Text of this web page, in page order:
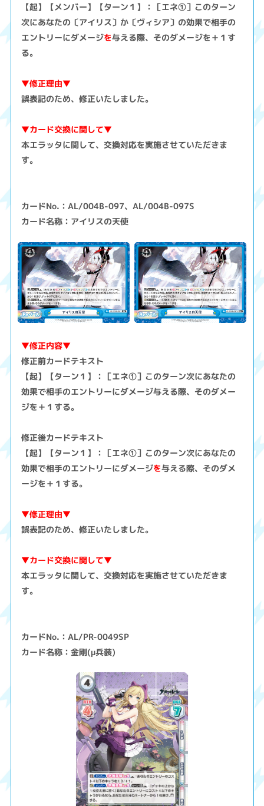
【起】【メンバー】【ターン１】：［エネ①］このターン
次にあなたの〔アイリス〕か〔ヴィシア〕の効果で相手の
エントリーにダメージを与える際、そのダメージを＋１す
る。
▼修正理由▼
誤表記のため、修正いたしました。
▼カード交換に関して▼
本エラッタに関して、交換対応を実施させていただきま
す。
カードNo.：AL/004B-097、AL/004B-097S
カード名称：アイリスの天使
▼修正内容▼
修正前カードテキスト
【起】【ターン１】：［エネ①］このターン次にあなたの
効果で相手のエントリーにダメージ与える際、そのダメー
ジを＋１する。
修正後カードテキスト
【起】【ターン１】：［エネ①］このターン次にあなたの
効果で相手のエントリーにダメージを与える際、そのダメ
ージを＋１する。
▼修正理由▼
誤表記のため、修正いたしました。
▼カード交換に関して▼
本エラッタに関して、交換対応を実施させていただきま
す。
カードNo.：AL/PR-0049SP
カード名称：金剛(μ兵装)